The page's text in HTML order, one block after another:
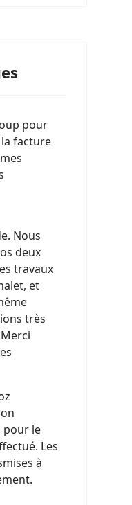
pour
facture
Nous
deux
travaux
et
très
pour le
Les
à